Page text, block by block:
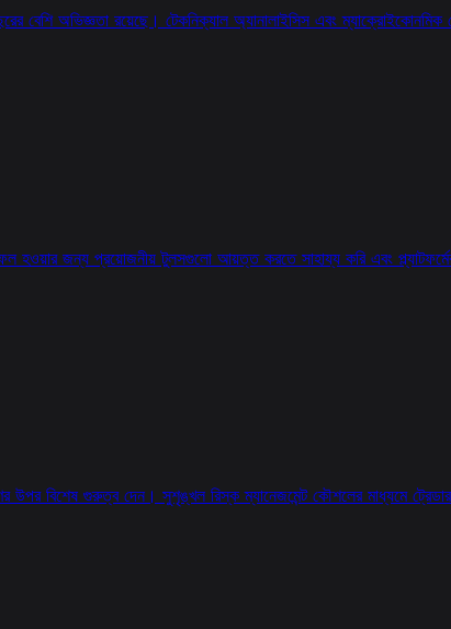
বেশি অভিজ্ঞতা রয়েছে। টেকনিক্যাল অ্যানালাইসিস এবং ম্যাক্রোইকোনমিক
সফল হওয়ার জন্য প্রয়োজনীয় টুলসগুলো আয়ত্ত করতে সাহায্য করি এবং
উপর বিশেষ গুরুত্ব দেন। সুশৃঙ্খল রিস্ক ম্যানেজমেন্ট কৌশলের মাধ্যমে